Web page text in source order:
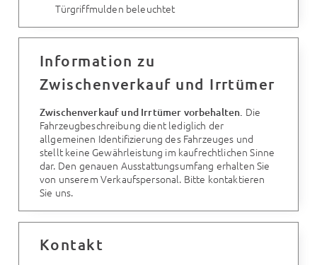
Türgriffmulden beleuchtet
Information zu
Zwischenverkauf und Irrtümer
Zwischenverkauf und Irrtümer vorbehalten. Die
Fahrzeugbeschreibung dient lediglich der
allgemeinen Identifizierung des Fahrzeuges und
stellt keine Gewährleistung im kaufrechtlichen Sinne
dar. Den genauen Ausstattungsumfang erhalten Sie
von unserem Verkaufspersonal. Bitte kontaktieren
Sie uns.
Kontakt